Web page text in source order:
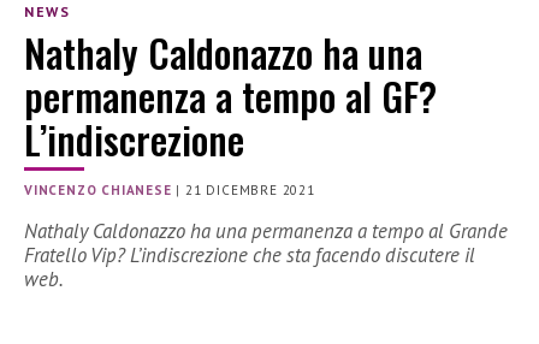
NEWS
Nathaly Caldonazzo ha una
permanenza a tempo al GF?
L’indiscrezione
VINCENZO CHIANESE |21 DICEMBRE 2021
Nathaly Caldonazzo ha una permanenza a tempo al Grande
Fratello Vip? L’indiscrezione che sta facendo discutere il
web.